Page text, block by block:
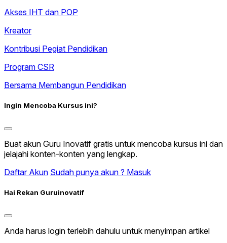
Akses IHT dan POP
Kreator
Kontribusi Pegiat Pendidikan
Program CSR
Bersama Membangun Pendidikan
Ingin Mencoba Kursus ini?
Buat akun Guru Inovatif gratis untuk mencoba kursus ini dan
jelajahi konten-konten yang lengkap.
Daftar Akun Sudah punya akun ? Masuk
Hai Rekan Guruinovatif
Anda harus login terlebih dahulu untuk menyimpan artikel